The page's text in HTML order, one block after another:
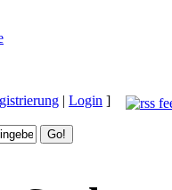
| Login ]